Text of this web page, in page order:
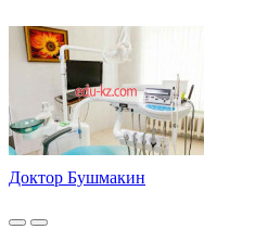
Доктор Бушмакин